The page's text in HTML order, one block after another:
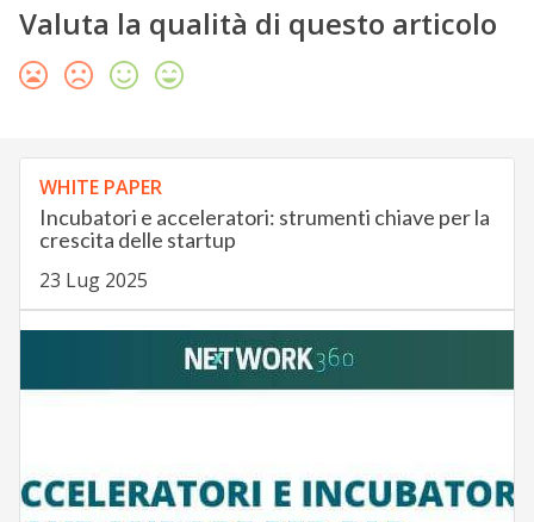
Valuta la qualità di questo articolo
WHITE PAPER
Incubatori e acceleratori: strumenti chiave per la
crescita delle startup
23 Lug 2025